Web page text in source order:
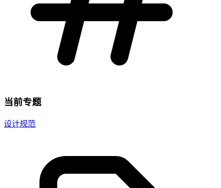
当前专题
设计规范